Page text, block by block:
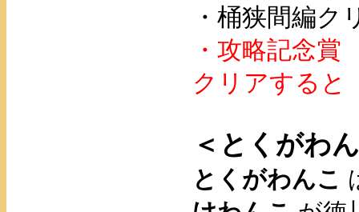
・桶狭間編ク
・攻略記念
クリアすると
＜とくがわ
とくがわんこ